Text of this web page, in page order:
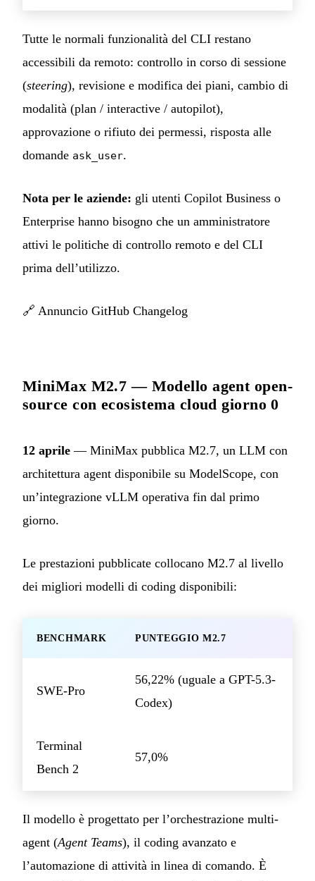
Tutte le normali funzionalità del CLI restano
accessibili da remoto: controllo in corso di sessione
(steering), revisione e modifica dei piani, cambio di
modalità (plan / interactive / autopilot),
approvazione o rifiuto dei permessi, risposta alle
domande ask_user.
Nota per le aziende: gli utenti Copilot Business o
Enterprise hanno bisogno che un amministratore
attivi le politiche di controllo remoto e del CLI
prima dell’utilizzo.
🔗 Annuncio GitHub Changelog
MiniMax M2.7 — Modello agent open-
source con ecosistema cloud giorno 0
12 aprile — MiniMax pubblica M2.7, un LLM con
architettura agent disponibile su ModelScope, con
un’integrazione vLLM operativa fin dal primo
giorno.
Le prestazioni pubblicate collocano M2.7 al livello
dei migliori modelli di coding disponibili:
BENCHMARK PUNTEGGIO M2.7
SWE-Pro
56,22% (uguale a GPT-5.3-
Codex)
Terminal
Bench 2
57,0%
Il modello è progettato per l’orchestrazione multi-
agent (Agent Teams), il coding avanzato e
l’automazione di attività in linea di comando. È